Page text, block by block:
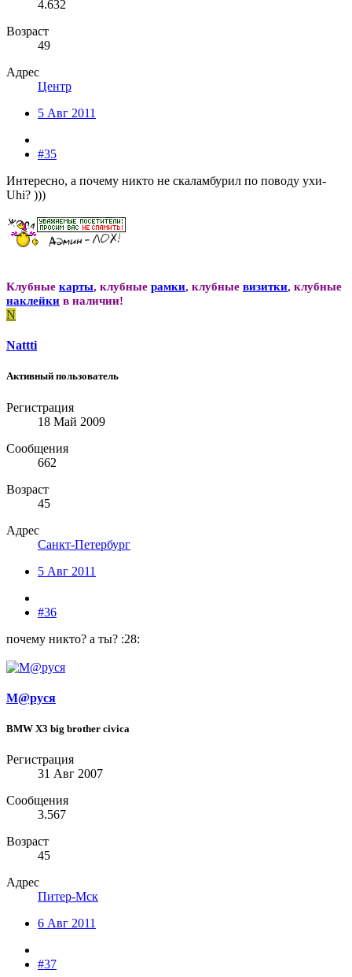
4.632
Возраст
49
Адрес
Центр
5 Авг 2011
#35
Интересно, а почему никто не скаламбурил по поводу ухи-
Uhi? )))
Клубные карты, клубные рамки, клубные визитки, клубные
наклейки в наличии!
N
Nattti
Активный пользователь
Регистрация
18 Май 2009
Сообщения
662
Возраст
45
Адрес
Санкт-Петербург
5 Авг 2011
#36
почему никто? а ты? :28:
М@руся
BMW X3 big brother civica
Регистрация
31 Авг 2007
Сообщения
3.567
Возраст
45
Адрес
Питер-Мск
6 Авг 2011
#37